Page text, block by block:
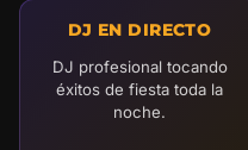
DJ EN DIRECTO
DJ profesional tocando
éxitos de fiesta toda la
noche.